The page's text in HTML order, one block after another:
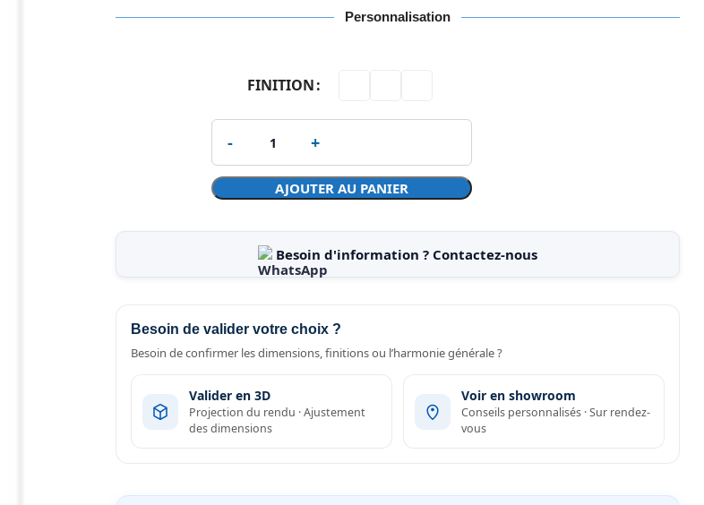
Personnalisation
FINITION
AJOUTER AU PANIER
Besoin d'information ? Contactez-nous
Besoin de valider votre choix ?
Besoin de confirmer les dimensions, finitions ou l’harmonie générale ?
Valider en 3D
Projection du rendu · Ajustement
des dimensions
Voir en showroom
Conseils personnalisés · Sur rendez-
vous